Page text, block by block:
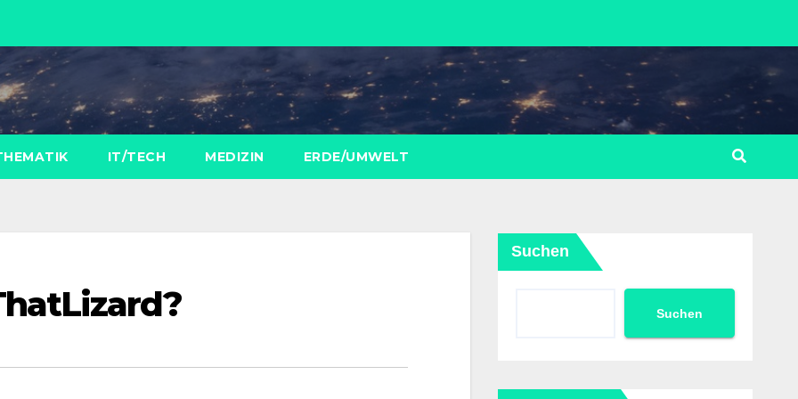
IT/TECH MEDIZIN ERDE/UMWELT
Suchen
Suchen